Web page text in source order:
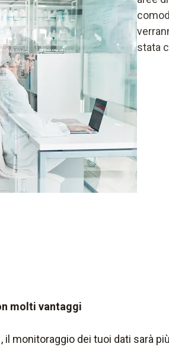
stata
molti vantaggi
monitoraggio dei tuoi dati sarà